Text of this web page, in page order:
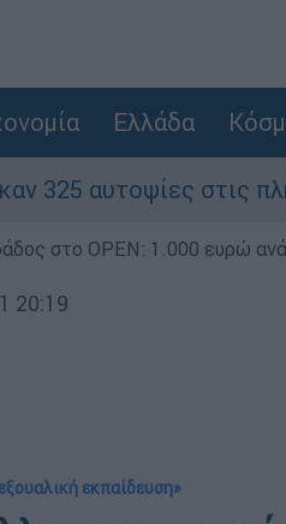
Ελλάδα
στις πληγείσες
στο OPEN: 1.000 ευρώ ανά
20:19
εκπαίδευση»